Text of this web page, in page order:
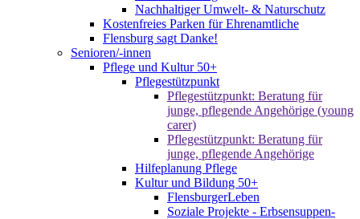
Nachhaltiger Umwelt- & Naturschutz
Kostenfreies Parken für Ehrenamtliche
Flensburg sagt Danke!
Senioren/-innen
Pflege und Kultur 50+
Pflegestützpunkt
Pflegestützpunkt: Beratung für
junge, pflegende Angehörige (young
carer)
Pflegestützpunkt: Beratung für
junge, pflegende Angehörige
Hilfeplanung Pflege
Kultur und Bildung 50+
FlensburgerLeben
Soziale Projekte - Erbsensuppen-